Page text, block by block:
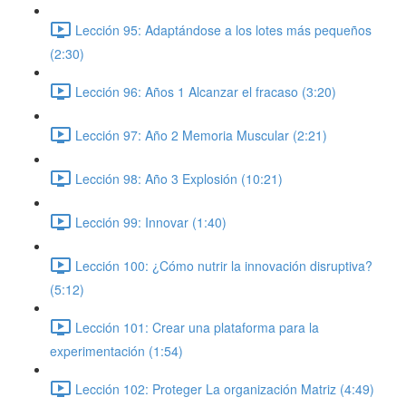
Lección 95: Adaptándose a los lotes más pequeños
(2:30)
Lección 96: Años 1 Alcanzar el fracaso (3:20)
Lección 97: Año 2 Memoria Muscular (2:21)
Lección 98: Año 3 Explosión (10:21)
Lección 99: Innovar (1:40)
Lección 100: ¿Cómo nutrir la innovación disruptiva?
(5:12)
Lección 101: Crear una plataforma para la
experimentación (1:54)
Lección 102: Proteger La organización Matriz (4:49)